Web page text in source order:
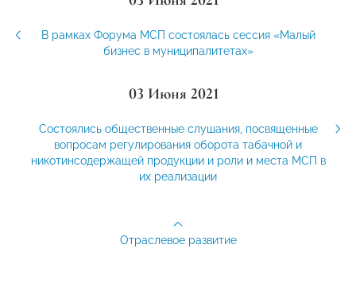
В рамках Форума МСП состоялась сессия «Малый
бизнес в муниципалитетах»
03 Июня 2021
Состоялись общественные слушания, посвященные
вопросам регулирования оборота табачной и
никотинсодержащей продукции и роли и места МСП в
их реализации
Отраслевое развитие